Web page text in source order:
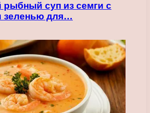
рыбный суп из семги с
зеленью для…